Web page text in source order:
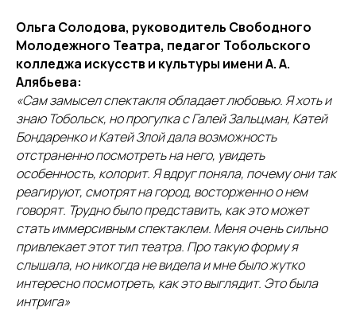
Ольга Солодова, руководитель Свободного
Молодежного Театра, педагог Тобольского
колледжа искусств и культуры имени А. А.
Алябьева:
«Сам замысел спектакля обладает любовью. Я хоть и
знаю Тобольск, но прогулка с Галей Зальцман, Катей
Бондаренко и Катей Злой дала возможность
отстраненно посмотреть на него, увидеть
особенность, колорит. Я вдруг поняла, почему они так
реагируют, смотрят на город, восторженно о нем
говорят. Трудно было представить, как это может
стать иммерсивным спектаклем. Меня очень сильно
привлекает этот тип театра. Про такую форму я
слышала, но никогда не видела и мне было жутко
интересно посмотреть, как это выглядит. Это была
интрига»